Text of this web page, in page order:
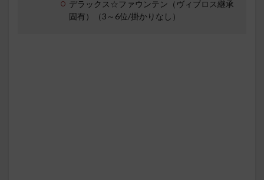
デラックス☆ファウンテン（ヴィブロス継承
固有）（3～6位/掛かりなし）